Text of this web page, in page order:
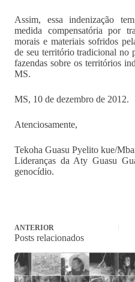
Assim, essa indenização
medida compensatória por
morais e materiais sofridos
de seu território tradicional no
fazendas sobre os territórios
MS.
MS, 10 de dezembro de 2012.
Atenciosamente,
Tekoha Guasu Pyelito kue/
Lideranças da Aty Guasu
genocídio.
ANTERIOR
Posts relacionados